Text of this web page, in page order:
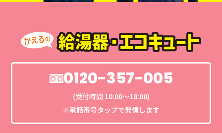
0120-357-005
(受付時間 10:00〜18:00)
※電話番号タップで発信します